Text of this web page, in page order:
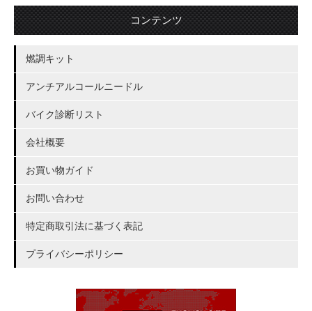
コンテンツ
燃調キット
アンチアルコールニードル
バイク診断リスト
会社概要
お買い物ガイド
お問い合わせ
特定商取引法に基づく表記
プライバシーポリシー